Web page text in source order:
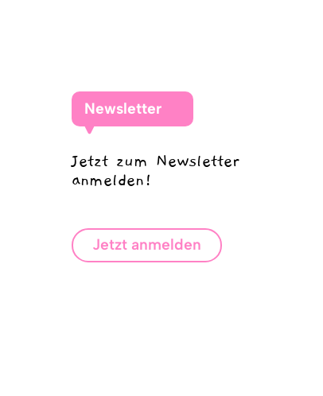
Newsletter
Jetzt zum Newsletter
anmelden!
Jetzt anmelden